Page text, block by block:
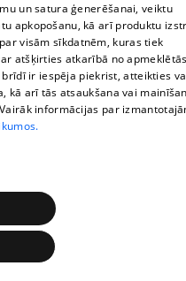
mācības, lai nodotu
un satura ģenerēšanai, veiktu
apkopošanu, kā arī produktu
visām sīkdatnēm, kuras tiek
atšķirties atkarībā no
ir iespēja piekrist, atteikties
kā arī tās atsaukšana vai
informācijas par